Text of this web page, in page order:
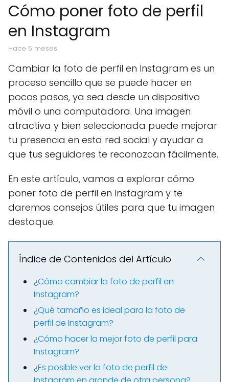
Cómo poner foto de perfil
en Instagram
hace 5 meses
Cambiar la foto de perfil en Instagram es un
proceso sencillo que se puede hacer en
pocos pasos, ya sea desde un dispositivo
móvil o una computadora. Una imagen
atractiva y bien seleccionada puede mejorar
tu presencia en esta red social y ayudar a
que tus seguidores te reconozcan fácilmente.
En este artículo, vamos a explorar cómo
poner foto de perfil en Instagram y te
daremos consejos útiles para que tu imagen
destaque.
Índice de Contenidos del Artículo
¿Cómo cambiar la foto de perfil en
Instagram?
¿Qué tamaño es ideal para la foto de
perfil de Instagram?
¿Cómo hacer la mejor foto de perfil para
Instagram?
¿Es posible ver la foto de perfil de